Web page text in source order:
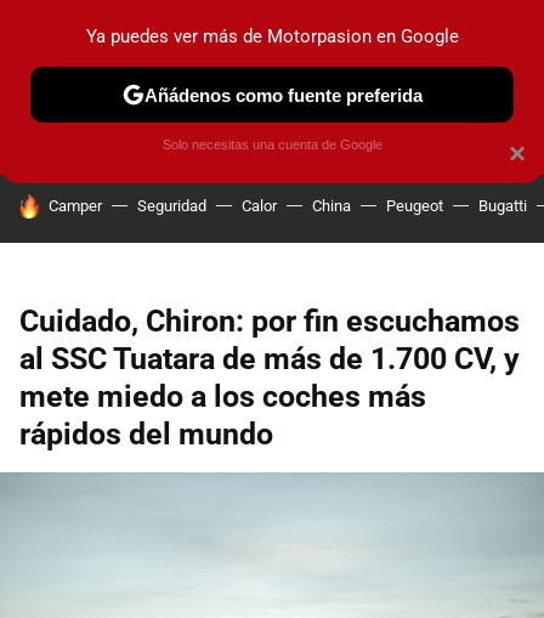
PRUEBAS COCHES ELÉCTRICOS OBSERVATORIO
HOY SE HABLA DE
Camper Seguridad Calor China Peugeot Bugatti
Cuidado, Chiron: por fin escuchamos
al SSC Tuatara de más de 1.700 CV, y
mete miedo a los coches más
rápidos del mundo
×
Ya puedes ver más de Motorpasion en Google
Añádenos como fuente preferida
Solo necesitas una cuenta de Google